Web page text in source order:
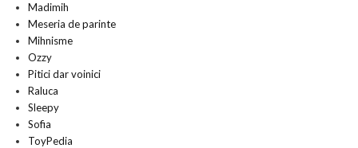
Madimih
Meseria de parinte
Mihnisme
Ozzy
Pitici dar voinici
Raluca
Sleepy
Sofia
ToyPedia